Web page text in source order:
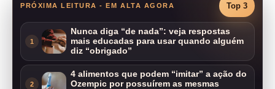
PRÓXIMA LEITURA - EM ALTA AGORA Top 3
1
Nunca diga “de nada”: veja respostas
mais educadas para usar quando alguém
diz “obrigado”
2
4 alimentos que podem “imitar” a ação do
Ozempic por possuírem as mesmas